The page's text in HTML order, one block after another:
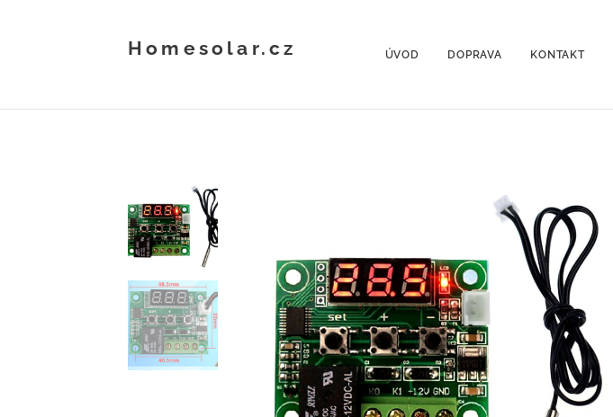
Homesolar.cz ÚVOD DOPRAVA KONTAKT